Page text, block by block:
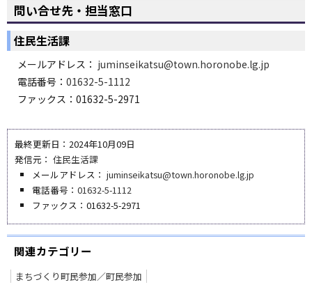
問い合せ先・担当窓口
住民生活課
メールアドレス： juminseikatsu@town.horonobe.lg.jp
電話番号： 01632-5-1112
ファックス：01632-5-2971
最終更新日：2024年10月09日
発信元： 住民生活課
メールアドレス：juminseikatsu@town.horonobe.lg.jp
電話番号：01632-5-1112
ファックス：01632-5-2971
関連カテゴリー
まちづくり町民参加／町民参加